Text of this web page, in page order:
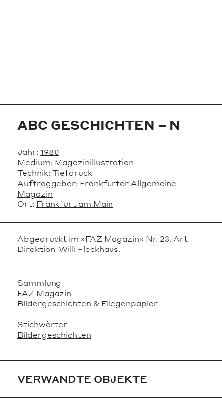
ABC GESCHICHTEN – N
Jahr: 1980
Medium: Magazinillustration
Technik: Tiefdruck
Auftraggeber: Frankfurter Allgemeine
Magazin
Ort: Frankfurt am Main
Abgedruckt im »FAZ Magazin« Nr. 23. Art
Direktion: Willi Fleckhaus.
Sammlung
FAZ Magazin
Bildergeschichten & Fliegenpapier
Stichwörter
Bildergeschichten
VERWANDTE OBJEKTE